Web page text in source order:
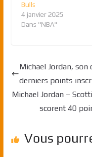
Bulls
4 janvier 2025
Dans "NBA"
Michael Jordan, son
derniers points
Michael Jordan –
scorent 40
Vous